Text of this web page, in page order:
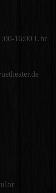
16:00 Uhr